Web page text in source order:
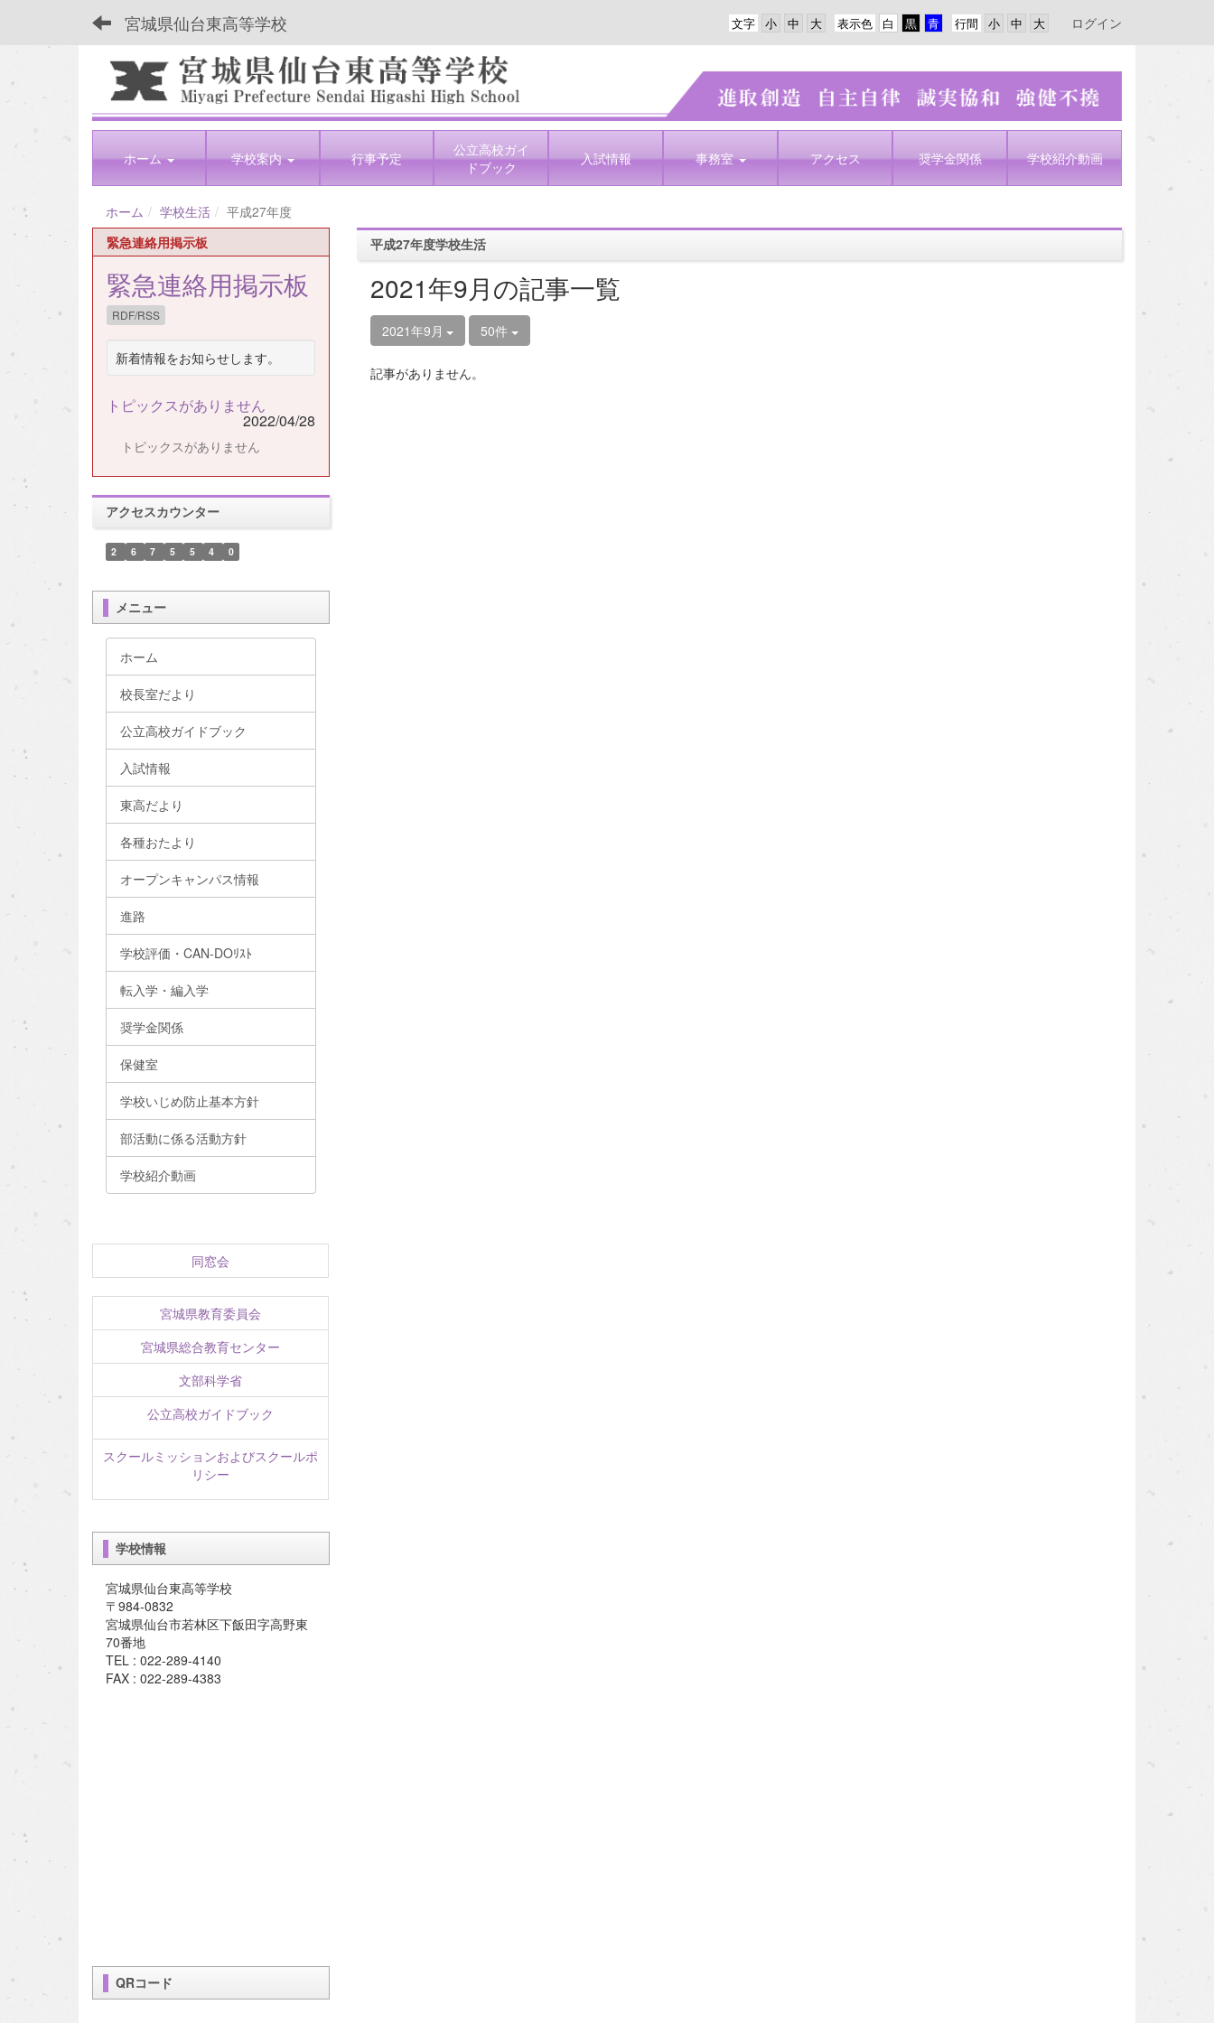
宮城県仙台東高等学校 行間
表示色
文字 ログイン
ホーム 学校案内 行事予定
公立高校ガイ
ドブック
入試情報 事務室 アクセス 奨学金関係 学校紹介動画
ホーム 学校生活
平成27年度
平成27年度学校生活
2021年9月の記事一覧
2021年9月 50件
記事がありません。
緊急連絡用掲示板
緊急連絡用掲示板
RDF/RSS
新着情報をお知らせします。
トピックスがありません
2022/04/28
トピックスがありません
アクセスカウンター
2 6 7 5 5 4 0
メニュー
ホーム
校長室だより
公立高校ガイドブック
入試情報
東高だより
各種おたより
オープンキャンパス情報
進路
学校評価・CAN-DOﾘｽﾄ
転入学・編入学
奨学金関係
保健室
学校いじめ防止基本方針
部活動に係る活動方針
学校紹介動画
同窓会
宮城県教育委員会
宮城県総合教育センター
文部科学省
公立高校ガイドブック
スクールミッションおよびスクールポ
リシー
学校情報
宮城県仙台東高等学校
〒984-0832
宮城県仙台市若林区下飯田字高野東
70番地
TEL : 022-289-4140
FAX : 022-289-4383
QRコード